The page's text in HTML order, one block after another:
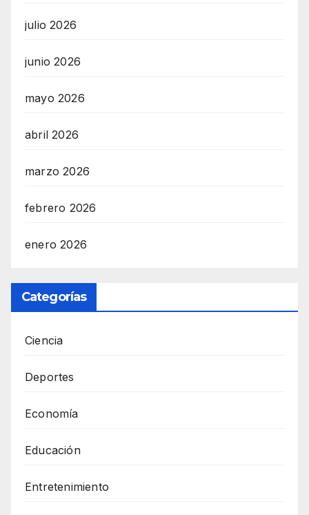
julio 2026
junio 2026
mayo 2026
abril 2026
marzo 2026
febrero 2026
enero 2026
Categorías
Ciencia
Deportes
Economía
Educación
Entretenimiento